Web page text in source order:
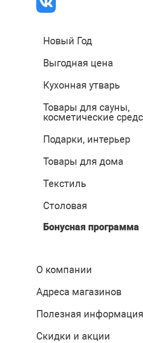
Новый Год
Выгодная цена
Кухонная утварь
Товары для сауны,
косметические
Подарки, интерьер
Товары для дома
Текстиль
Столовая
Бонусная программа
О компании
Адреса магазинов
Полезная информация
Скидки и акции